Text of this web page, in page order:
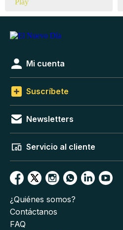
Mi cuenta
Suscríbete
Newsletters
Servicio al cliente
¿Quiénes somos?
Contáctanos
FAQ